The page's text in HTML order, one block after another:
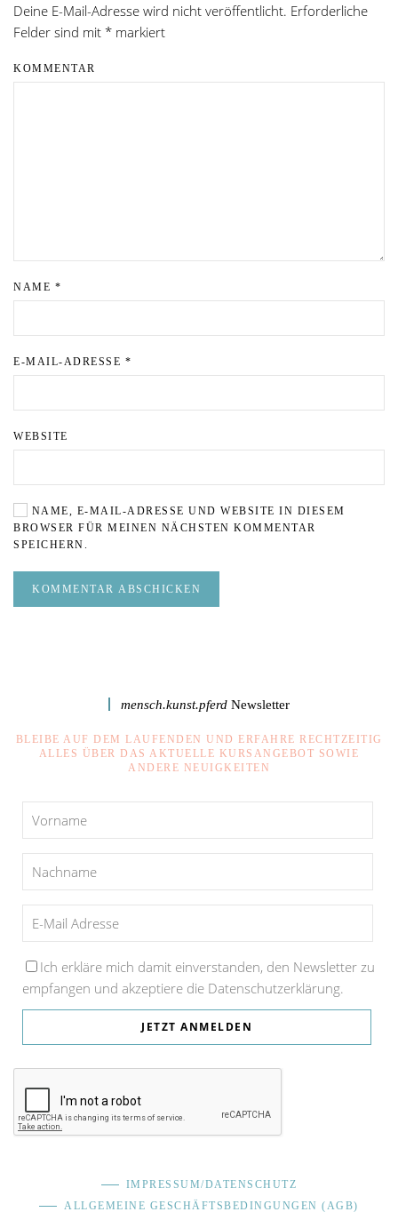
Deine E-Mail-Adresse wird nicht veröffentlicht. Erforderliche
Felder sind mit * markiert
KOMMENTAR
NAME *
E-MAIL-ADRESSE *
WEBSITE
NAME, E-MAIL-ADRESSE UND WEBSITE IN DIESEM
BROWSER FÜR MEINEN NÄCHSTEN KOMMENTAR
SPEICHERN.
KOMMENTAR ABSCHICKEN
mensch.kunst.pferdNewsletter
BLEIBE AUF DEM LAUFENDEN UND ERFAHRE RECHTZEITIG
ALLES ÜBER DAS AKTUELLE KURSANGEBOT SOWIE
ANDERE NEUIGKEITEN
Ich erkläre mich damit einverstanden, den Newsletter zu
empfangen und akzeptiere die Datenschutzerklärung.
IMPRESSUM/DATENSCHUTZ
ALLGEMEINE GESCHÄFTSBEDINGUNGEN (AGB)